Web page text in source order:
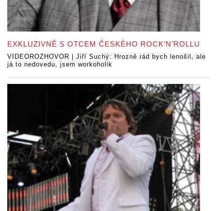
EXKLUZIVNĚ S OTCEM ČESKÉHO ROCK’N’ROLLU
VIDEOROZHOVOR | Jiří Suchý: Hrozně rád bych lenošil, ale
já to nedovedu, jsem workoholik